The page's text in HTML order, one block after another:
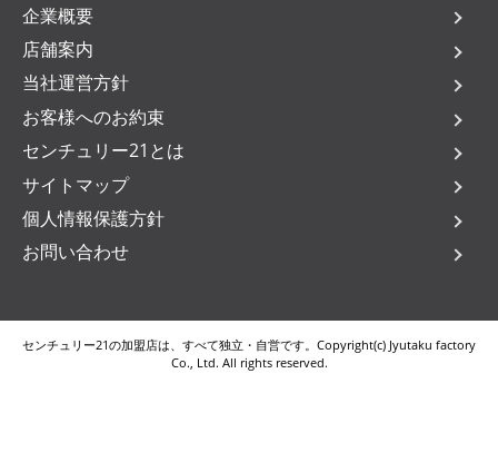
企業概要
店舗案内
当社運営方針
お客様へのお約束
センチュリー21とは
サイトマップ
個人情報保護方針
お問い合わせ
センチュリー21の加盟店は、すべて独立・自営です。Copyright(c) Jyutaku factory
Co., Ltd. All rights reserved.